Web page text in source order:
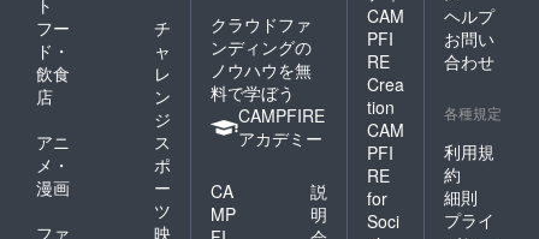
ト
フー
ド・
飲食
店
チ
ャ
レ
ン
ジ
アニ
メ・
漫画
ス
ポ
ー
ツ
ファ
映
クラウドファ
ンディングの
ノウハウを無
料で学ぼう
CAMPFIRE
アカデミー
CA
MP
説
明
CAM
PFI
RE
Crea
tion
CAM
PFI
RE
for
Soci
ヘルプ
お問い
合わせ
各種規定
利用規
約
細則
プライ